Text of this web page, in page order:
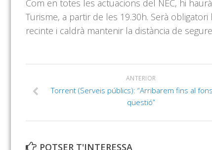
Com en totes les actuacions del NEC, hi
Turisme, a partir de les 19.30h. Serà
recinte i caldrà mantenir la distància de
ANTERIOR
Torrent (Serveis públics): “Arribarem fins al
qüestió”
POTSER T'INTERESSA